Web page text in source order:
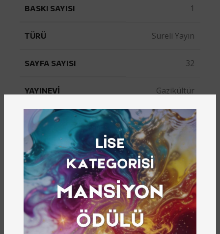
BASKI SAYISI 1
TÜRÜ Süreli Yayın
SAYFA SAYISI 32
YAYINEVI Gazikültür
YAYIN NUMARASI 10
Dergiye Ulaşmak İçin Tıklayın
Sevgili Genç kardeşlerimiz, Gazi Çocuk Dergisi